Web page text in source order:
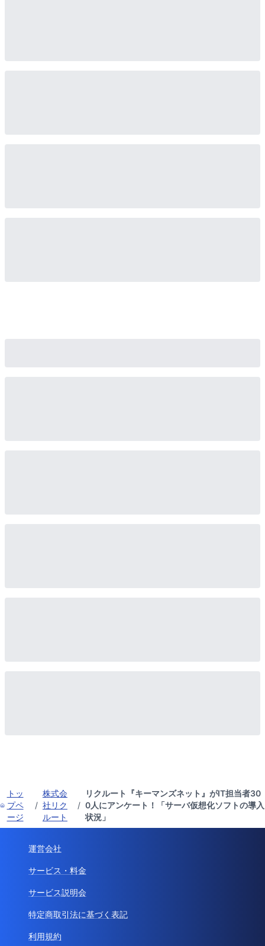
トッ
プペ
ージ
/
株式会
社リク
ルート
/
リクルート『キーマンズネット』がIT担当者30
0人にアンケート！「サーバ仮想化ソフトの導入
状況」
運営会社
サービス・料金
サービス説明会
特定商取引法に基づく表記
利用規約